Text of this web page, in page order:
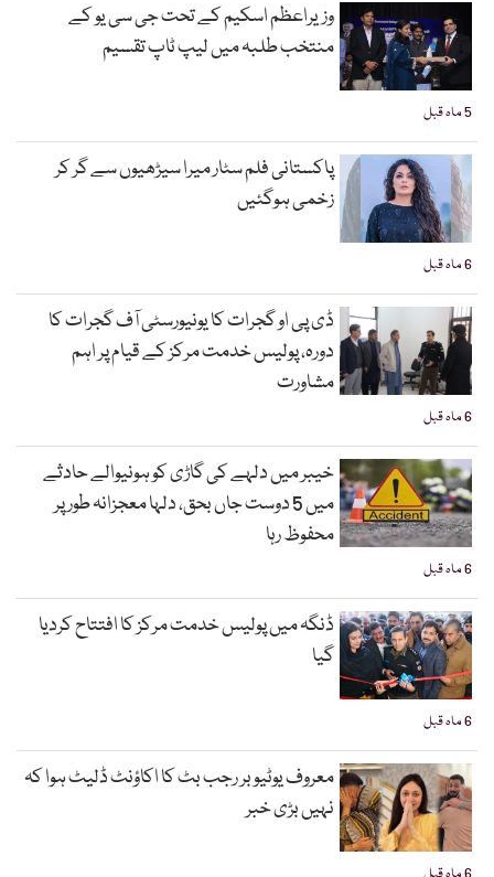
5 ماہ قبل
وزیراعظم اسکیم کے تحت جی سی یو کے
منتخب طلبہ میں لیپ ٹاپ تقسیم
6 ماہ قبل
پاکستانی فلم سٹار میرا سیڑھیوں سے گر کر
زخمی ہوگئیں
6 ماہ قبل
ڈی پی او گجرات کا یونیورسٹی آف گجرات کا
دورہ، پولیس خدمت مرکز کے قیام پر اہم
مشاورت
6 ماہ قبل
خیبر میں دلہے کی گاڑی کو ہونیوالے حادثے
میں 5 دوست جاں بحق، دلہا معجزانہ طور پر
محفوظ رہا
6 ماہ قبل
ڈنگہ میں پولیس خدمت مرکز کا افتتاح کردیا
گیا
معروف یوٹیوبر رجب بٹ کا اکاؤنٹ ڈلیٹ ہوا کہ
نہیں بڑی خبر